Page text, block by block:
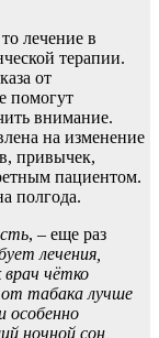
лечение в
терапии.
от
помогут
внимание.
на изменение
привычек,
пациентом.
полгода.
, – еще раз
лечения,
чётко
табака лучше
особенно
ночной сон,